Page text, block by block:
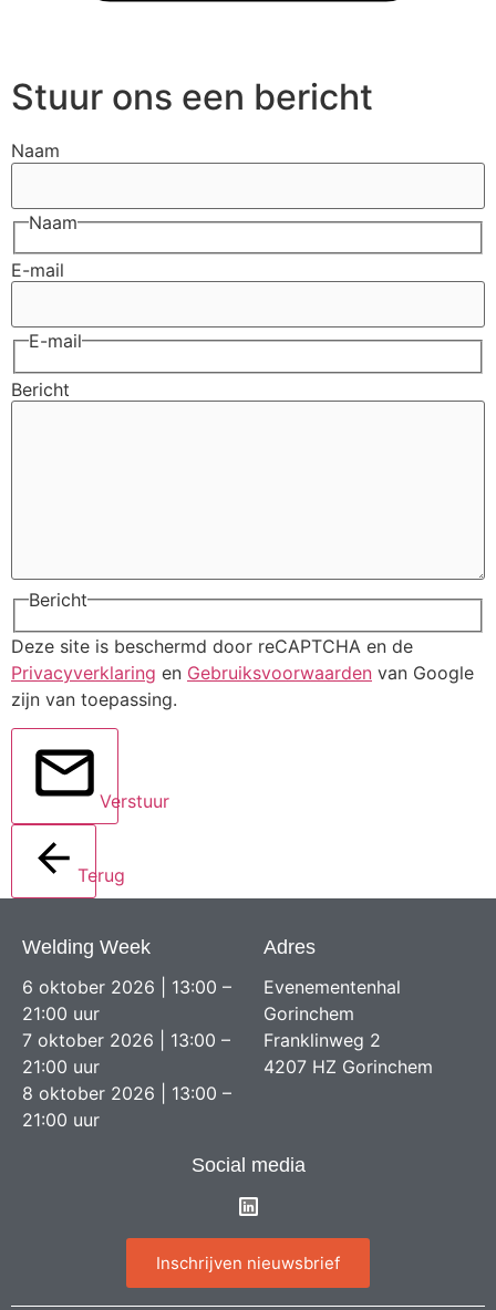
Stuur ons een bericht
Naam
Naam
E-mail
E-mail
Bericht
Bericht
Deze site is beschermd door reCAPTCHA en de
Privacyverklaring en Gebruiksvoorwaarden van Google
zijn van toepassing.
Verstuur
Terug
Welding Week
6 oktober 2026 | 13:00 –
21:00 uur
7 oktober 2026 | 13:00 –
21:00 uur
8 oktober 2026 | 13:00 –
21:00 uur
Adres
Evenementenhal
Gorinchem
Franklinweg 2
4207 HZ Gorinchem
Social media
Inschrijven nieuwsbrief